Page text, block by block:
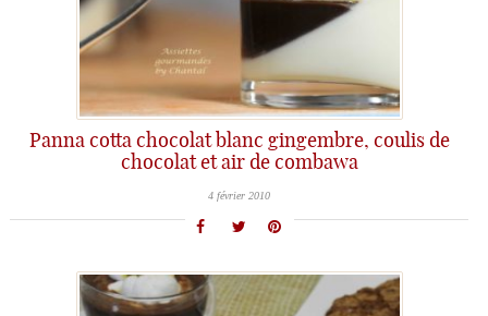
Panna cotta chocolat blanc gingembre, coulis de
chocolat et air de combawa
4 février 2010